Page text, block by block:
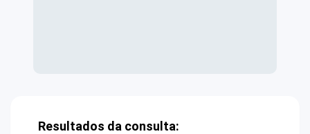
Resultados da consulta: